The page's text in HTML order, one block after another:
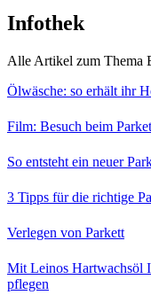
Infothek
Alle Artikel zum Thema
Ölwäsche: so erhält ihr
Film: Besuch beim
So entsteht ein neuer
3 Tipps für die richtige
Verlegen von Parkett
Mit Leinos Hartwachsöl
pflegen